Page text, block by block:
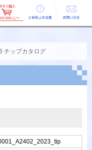
ご利用上の お問い合せ
チップカタログ